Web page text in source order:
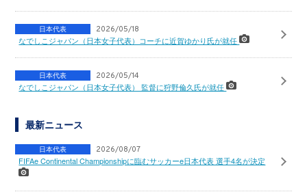
日本代表 2026/05/18
なでしこジャパン（日本女子代表）コーチに近賀ゆかり氏が就任
日本代表 2026/05/14
なでしこジャパン（日本女子代表） 監督に狩野倫久氏が就任
最新ニュース
日本代表 2026/08/07
FIFAe Continental Championshipに臨むサッカーe日本代表 選手4名が決定